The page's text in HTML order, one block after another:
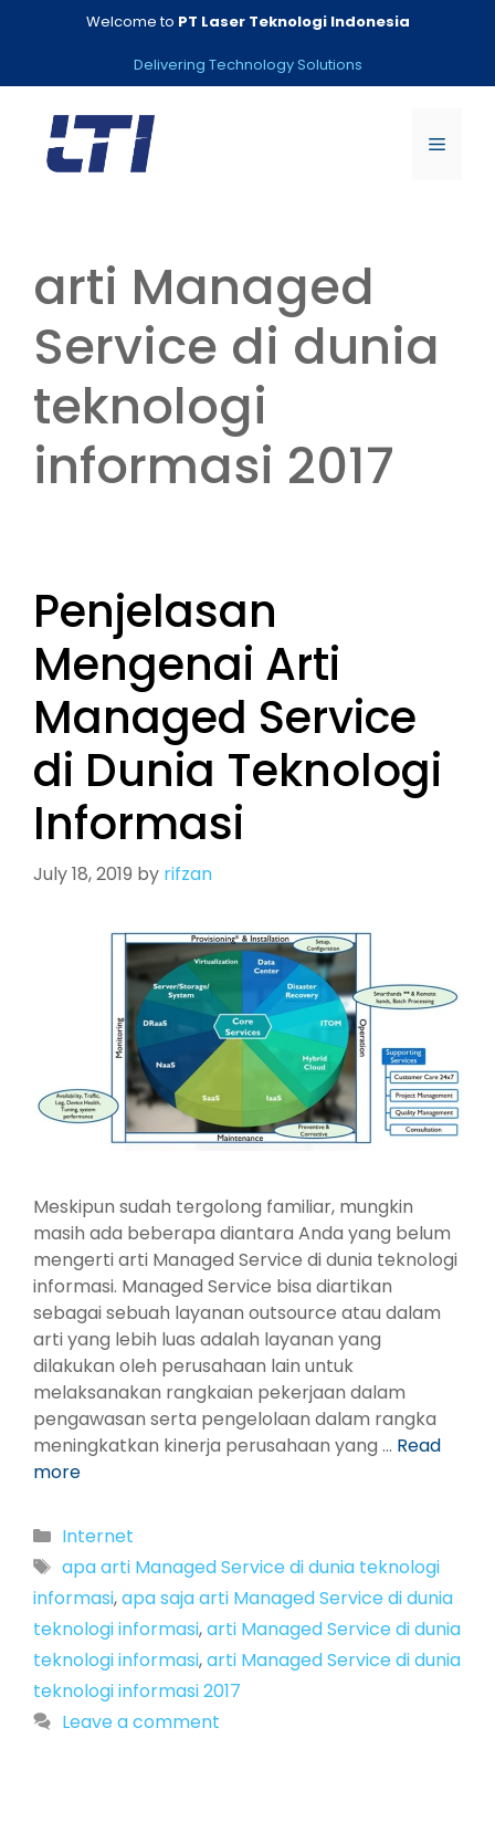
Welcome to PT Laser Teknologi Indonesia
Delivering Technology Solutions
Menu
arti Managed
Service di dunia
teknologi
informasi 2017
Penjelasan
Mengenai Arti
Managed Service
di Dunia Teknologi
Informasi
July 18, 2019 by rifzan
Meskipun sudah tergolong familiar, mungkin
masih ada beberapa diantara Anda yang belum
mengerti arti Managed Service di dunia teknologi
informasi. Managed Service bisa diartikan
sebagai sebuah layanan outsource atau dalam
arti yang lebih luas adalah layanan yang
dilakukan oleh perusahaan lain untuk
melaksanakan rangkaian pekerjaan dalam
pengawasan serta pengelolaan dalam rangka
meningkatkan kinerja perusahaan yang … Read
more
Categories
Internet
Tags
apa arti Managed Service di dunia teknologi
informasi,apa saja arti Managed Service di dunia
teknologi informasi,arti Managed Service di dunia
teknologi informasi,arti Managed Service di dunia
teknologi informasi 2017
Leave a comment